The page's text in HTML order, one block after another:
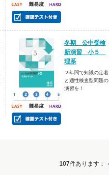
冬期 公中受検
新演習 小５
理系
２年間で知識の定着
と適性検査型問題の
演習を！
107件あります ：